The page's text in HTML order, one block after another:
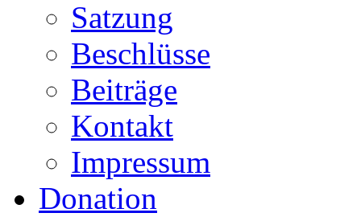
Satzung
Beschlüsse
Beiträge
Kontakt
Impressum
Donation